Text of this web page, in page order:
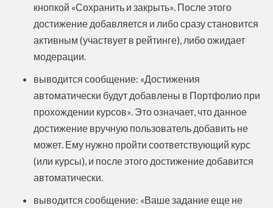
кнопкой «Сохранить и закрыть». После этого
достижение добавляется и либо сразу становится
активным (участвует в рейтинге), либо ожидает
модерации.
выводится сообщение: «Достижения
автоматически будут добавлены в Портфолио при
прохождении курсов». Это означает, что данное
достижение вручную пользователь добавить не
может. Ему нужно пройти соответствующий курс
(или курсы), и после этого достижение добавится
автоматически.
выводится сообщение: «Ваше задание еще не